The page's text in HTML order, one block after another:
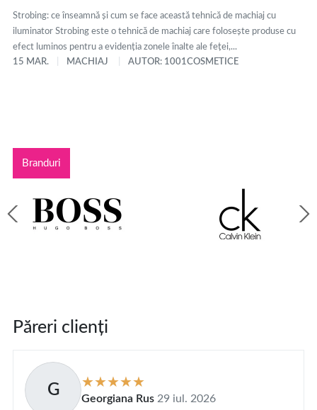
Strobing: ce înseamnă și cum se face această tehnică de machiaj cu
iluminator Strobing este o tehnică de machiaj care folosește produse cu
efect luminos pentru a evidenția zonele înalte ale feței,...
15 MAR.
MACHIAJ AUTOR: 1001COSMETICE
Branduri
Păreri clienți
G Georgiana Rus 29 iul. 2026